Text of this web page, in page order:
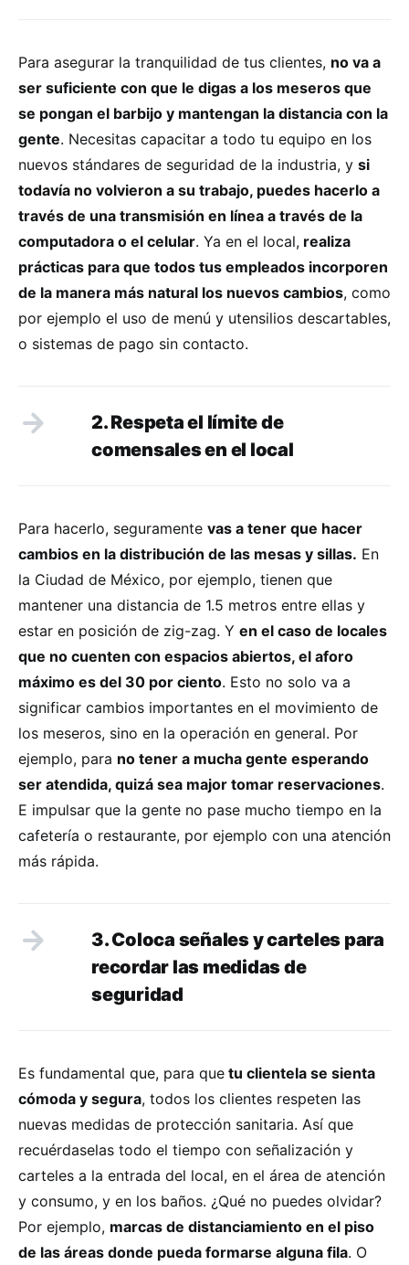
Para asegurar la tranquilidad de tus clientes, no va a
ser suficiente con que le digas a los meseros que
se pongan el barbijo y mantengan la distancia con la
gente. Necesitas capacitar a todo tu equipo en los
nuevos stándares de seguridad de la industria, y si
todavía no volvieron a su trabajo, puedes hacerlo a
través de una transmisión en línea a través de la
computadora o el celular. Ya en el local, realiza
prácticas para que todos tus empleados incorporen
de la manera más natural los nuevos cambios, como
por ejemplo el uso de menú y utensilios descartables,
o sistemas de pago sin contacto.
2. Respeta el límite de
comensales en el local
Para hacerlo, seguramente vas a tener que hacer
cambios en la distribución de las mesas y sillas. En
la Ciudad de México, por ejemplo, tienen que
mantener una distancia de 1.5 metros entre ellas y
estar en posición de zig-zag. Y en el caso de locales
que no cuenten con espacios abiertos, el aforo
máximo es del 30 por ciento. Esto no solo va a
significar cambios importantes en el movimiento de
los meseros, sino en la operación en general. Por
ejemplo, para no tener a mucha gente esperando
ser atendida, quizá sea major tomar reservaciones.
E impulsar que la gente no pase mucho tiempo en la
cafetería o restaurante, por ejemplo con una atención
más rápida.
3. Coloca señales y carteles para
recordar las medidas de
seguridad
Es fundamental que, para que tu clientela se sienta
cómoda y segura, todos los clientes respeten las
nuevas medidas de protección sanitaria. Así que
recuérdaselas todo el tiempo con señalización y
carteles a la entrada del local, en el área de atención
y consumo, y en los baños. ¿Qué no puedes olvidar?
Por ejemplo, marcas de distanciamiento en el piso
de las áreas donde pueda formarse alguna fila. O